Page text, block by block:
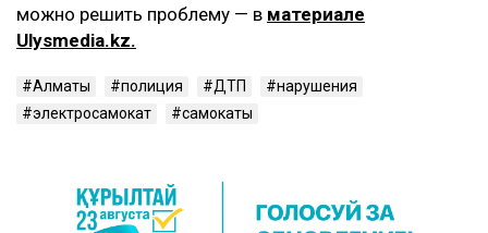
можно решить проблему — в материале
Ulysmedia.kz.
Алматы полиция ДТП
нарушения
электросамокат
самокаты